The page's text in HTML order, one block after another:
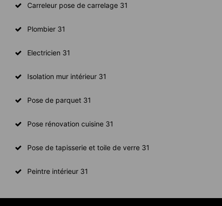
Carreleur pose de carrelage 31
Plombier 31
Electricien 31
Isolation mur intérieur 31
Pose de parquet 31
Pose rénovation cuisine 31
Pose de tapisserie et toile de verre 31
Peintre intérieur 31